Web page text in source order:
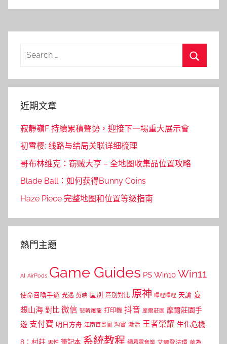
Search
近期文章
寂靜嶺F 持續累積聲勢，迎接下一場重大展示會
初雪樱: 线路与结局关联详细梳理
哥布林维克：窃贼大亨 – 全地图收集品位置攻略
Blade Ball：如何获得Bunny Coins
Haze Piece 完整地图和位置等级指南
熱門主題
AI AirPods Game Guides PS Win10 Win11
使命召喚手遊 光遇 剪映 區別 區別對比 原神 嗶哩嗶哩 天諭 妄
想山海 對比 微信 怒斬屠龍 打印機 抖音 摩爾莊園 摩爾莊園手
遊 支付寶 明日方舟 江南百景圖 淘寶 激活 王者榮耀 生化危機
8：村莊 男性 筆記本 系統教程 網易雲音樂 艾爾登法環 華為